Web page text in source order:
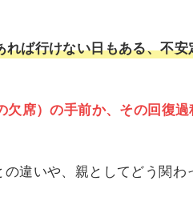
ば行けない日もある、不
席）の手前か、その回復
違いや、親としてどう関わ